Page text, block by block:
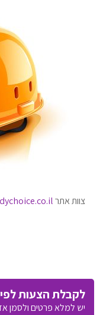
צוות אתר
לקבלת הצעות לפי
יש למלא פרטים ולסמן